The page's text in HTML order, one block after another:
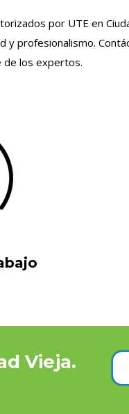
por UTE en
profesionalismo.
de los expertos.
Vieja.